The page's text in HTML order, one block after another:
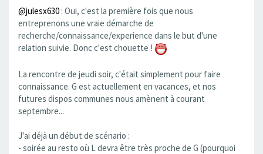
@julesx630 : Oui, c'est la première fois que nous
entreprenons une vraie démarche de
recherche/connaissance/experience dans le but d'une
relation suivie. Donc c'est chouette !
La rencontre de jeudi soir, c'était simplement pour faire
connaissance. G est actuellement en vacances, et nos
futures dispos communes nous amènent à courant
septembre...
J'ai déjà un début de scénario :
- soirée au resto où L devra être très proche de G (pourquoi